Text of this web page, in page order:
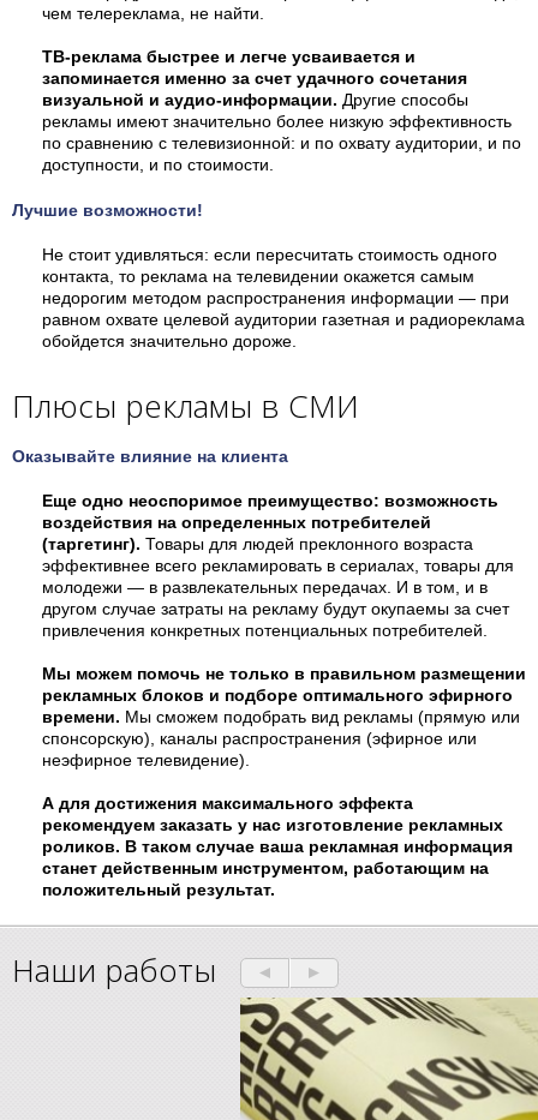
чем телереклама, не найти.
ТВ-реклама быстрее и легче усваивается и
запоминается именно за счет удачного сочетания
визуальной и аудио-информации. Другие способы
рекламы имеют значительно более низкую эффективность
по сравнению с телевизионной: и по охвату аудитории, и по
доступности, и по стоимости.
Лучшие возможности!
Не стоит удивляться: если пересчитать стоимость одного
контакта, то реклама на телевидении окажется самым
недорогим методом распространения информации — при
равном охвате целевой аудитории газетная и радиореклама
обойдется значительно дороже.
Плюсы рекламы в СМИ
Оказывайте влияние на клиента
Еще одно неоспоримое преимущество: возможность
воздействия на определенных потребителей
(таргетинг). Товары для людей преклонного возраста
эффективнее всего рекламировать в сериалах, товары для
молодежи — в развлекательных передачах. И в том, и в
другом случае затраты на рекламу будут окупаемы за счет
привлечения конкретных потенциальных потребителей.
Мы можем помочь не только в правильном размещении
рекламных блоков и подборе оптимального эфирного
времени. Мы сможем подобрать вид рекламы (прямую или
спонсорскую), каналы распространения (эфирное или
неэфирное телевидение).
А для достижения максимального эффекта
рекомендуем заказать у нас изготовление рекламных
роликов. В таком случае ваша рекламная информация
станет действенным инструментом, работающим на
положительный результат.
Наши работы